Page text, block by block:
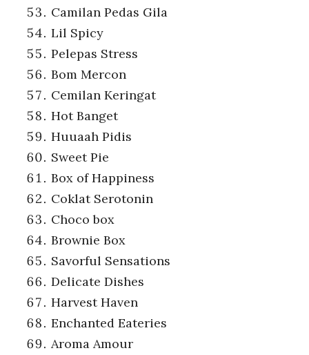
Camilan Pedas Gila
Lil Spicy
Pelepas Stress
Bom Mercon
Cemilan Keringat
Hot Banget
Huuaah Pidis
Sweet Pie
Box of Happiness
Coklat Serotonin
Choco box
Brownie Box
Savorful Sensations
Delicate Dishes
Harvest Haven
Enchanted Eateries
Aroma Amour